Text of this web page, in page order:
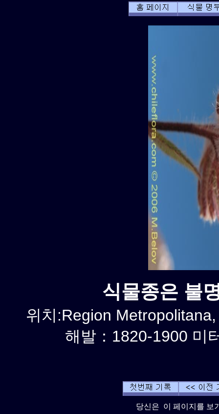
식물종은 불
위치:Region
해발：1820-1900 미
당신은 이 페이지를 보